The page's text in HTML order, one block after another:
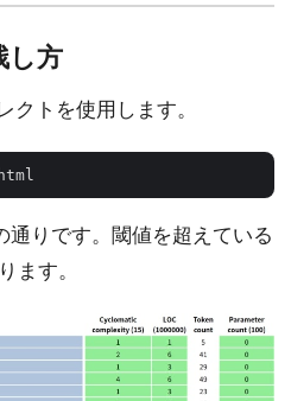
し方
クトを使用します。
通りです。閾値を超えている
ます。